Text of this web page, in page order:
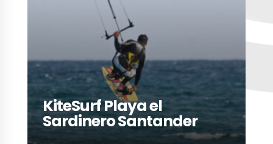
KiteSurf Playa el
Sardinero Santander